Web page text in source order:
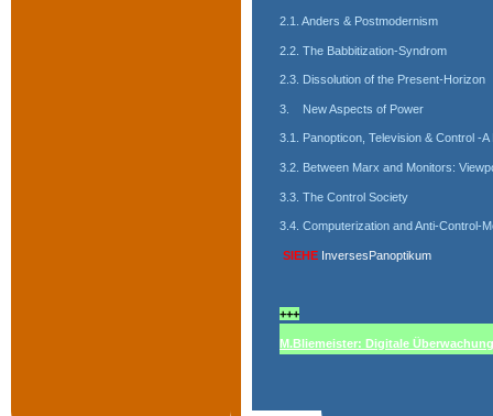
2.1. Anders & Postmodernism
2.2. The Babbitization-Syndrom
2.3. Dissolution of the Present-Horizon
3. New Aspects of Power
3.1. Panopticon, Television & Control -
3.2. Between Marx and Monitors:
3.3. The Control Society
3.4. Computerization and Anti-Control-
SIEHE InversesPanoptikum
+++
M.Bliemeister: Digitale Überwachung